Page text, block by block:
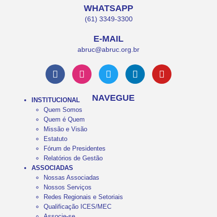
WHATSAPP
(61) 3349-3300
E-MAIL
abruc@abruc.org.br
NAVEGUE
INSTITUCIONAL
Quem Somos
Quem é Quem
Missão e Visão
Estatuto
Fórum de Presidentes
Relatórios de Gestão
ASSOCIADAS
Nossas Associadas
Nossos Serviços
Redes Regionais e Setoriais
Qualificação ICES/MEC